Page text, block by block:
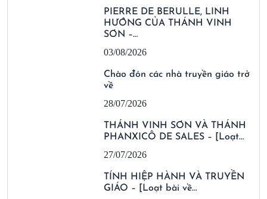
PIERRE DE BERULLE, LINH
HƯỚNG CỦA THÁNH VINH
SƠN –…
03/08/2026
Chào đón các nhà truyền giáo trở
về
28/07/2026
THÁNH VINH SƠN VÀ THÁNH
PHANXICÔ DE SALES – [Loạt…
27/07/2026
TÍNH HIỆP HÀNH VÀ TRUYỀN
GIÁO – [Loạt bài về…